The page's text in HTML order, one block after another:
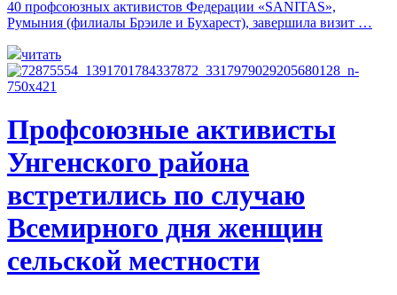
40 профсоюзных активистов Федерации «SANITAS»,
Румыния (филиалы Брэиле и Бухарест), завершила визит …
читать
Профсоюзные активисты
Унгенского района
встретились по случаю
Всемирного дня женщин
сельской местности